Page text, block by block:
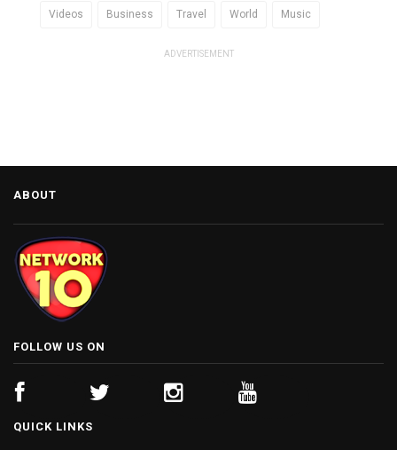
Videos Business Travel World Music
ADVERTISEMENT
ABOUT
FOLLOW US ON
QUICK LINKS